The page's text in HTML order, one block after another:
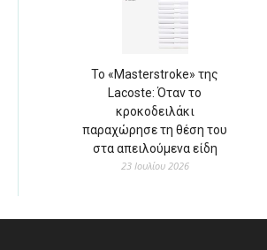
Το «Masterstroke» της
Lacoste: Όταν το
κροκοδειλάκι
παραχώρησε τη θέση του
στα απειλούμενα είδη
23 Ιουλίου 2026